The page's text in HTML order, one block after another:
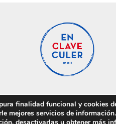
finalidad funcional y cookies
mejores servicios de